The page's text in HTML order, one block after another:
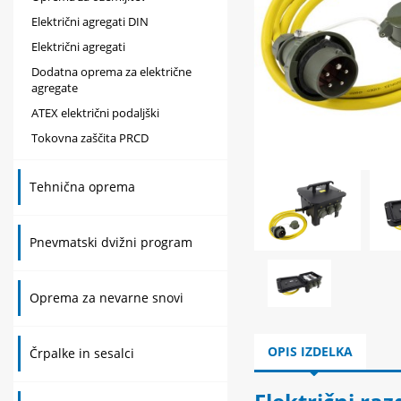
Električni agregati DIN
Električni agregati
Dodatna oprema za električne
agregate
ATEX električni podaljški
Tokovna zaščita PRCD
Tehnična oprema
Pnevmatski dvižni program
Oprema za nevarne snovi
Črpalke in sesalci OPIS IZDELKA